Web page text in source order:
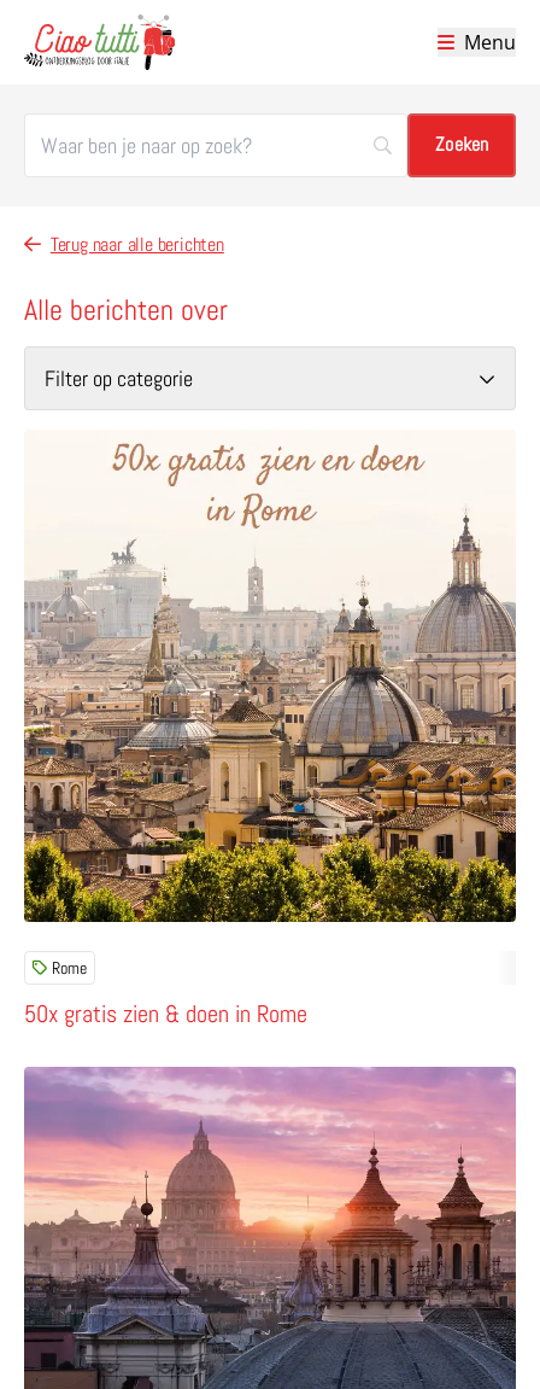
Menu
Terug naar alle berichten
Alle berichten over
Filter op categorie
50x gratis zien & doen in Rome
Rome
Lees meer over 50x gratis zien & doen in Rome
Lees meer over Nederlanders in Rome – een unieke